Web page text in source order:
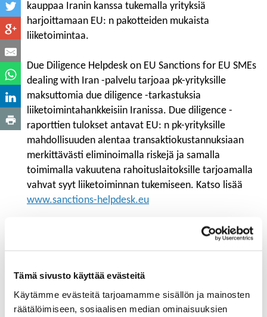
Tämä sivusto käyttää evästeitä
Käytämme evästeitä tarjoamamme sisällön ja mainosten
räätälöimiseen, sosiaalisen median ominaisuuksien
kauppaa Iranin kanssa tukemalla yrityksiä
harjoittamaan EU: n pakotteiden mukaista
liiketoimintaa.
Due Diligence Helpdesk on EU Sanctions for EU SMEs
dealing with Iran -palvelu tarjoaa pk-yrityksille
maksuttomia due diligence -tarkastuksia
liiketoimintahankkeisiin Iranissa. Due diligence -
raporttien tulokset antavat EU: n pk-yrityksille
mahdollisuuden alentaa transaktiokustannuksiaan
merkittävästi eliminoimalla riskejä ja samalla
toimimalla vakuutena rahoituslaitoksille tarjoamalla
vahvat syyt liiketoiminnan tukemiseen. Katso lisää
www.sanctions-helpdesk.eu